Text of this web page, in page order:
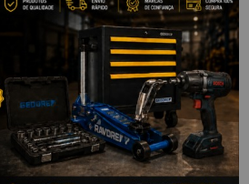
Manuais
Filtrar